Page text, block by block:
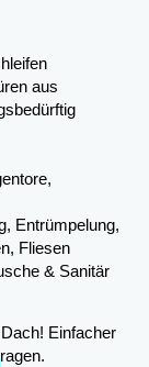
aus
Entrümpelung,
Fliesen
& Sanitär
Einfacher